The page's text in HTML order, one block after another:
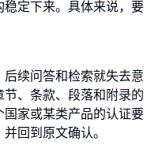
定下来。具体来说，要
续问答和检索就失去意
、条款、段落和附录的
家或某类产品的认证要
回到原文确认。